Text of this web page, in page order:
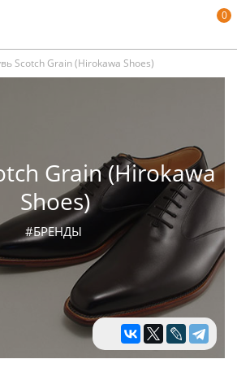
0
Scotch Grain (Hirokawa Shoes)
Grain (Hirokawa
Shoes)
#БРЕНДЫ